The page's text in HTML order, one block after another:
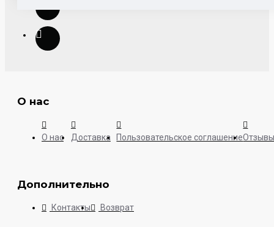
О нас
О нас Доставка Пользовательское соглашение
Дополнительно
Контакты Возврат